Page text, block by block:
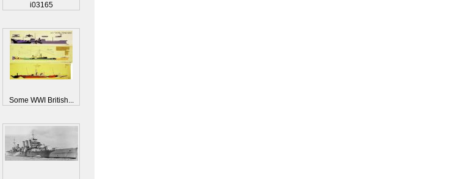
i03165
Some WWI British...